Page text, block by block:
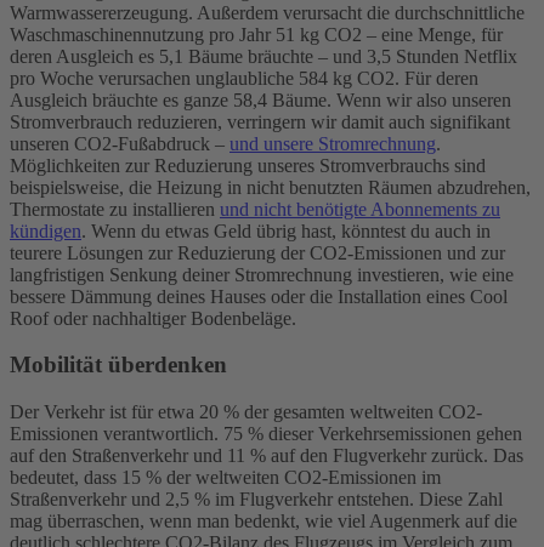
Warmwassererzeugung. Außerdem verursacht die durchschnittliche
Waschmaschinennutzung pro Jahr 51 kg CO2 – eine Menge, für
deren Ausgleich es 5,1 Bäume bräuchte – und 3,5 Stunden Netflix
pro Woche verursachen unglaubliche 584 kg CO2. Für deren
Ausgleich bräuchte es ganze 58,4 Bäume. Wenn wir also unseren
Stromverbrauch reduzieren, verringern wir damit auch signifikant
unseren CO2-Fußabdruck – und unsere Stromrechnung.
Möglichkeiten zur Reduzierung unseres Stromverbrauchs sind
beispielsweise, die Heizung in nicht benutzten Räumen abzudrehen,
Thermostate zu installieren und nicht benötigte Abonnements zu
kündigen. Wenn du etwas Geld übrig hast, könntest du auch in
teurere Lösungen zur Reduzierung der CO2-Emissionen und zur
langfristigen Senkung deiner Stromrechnung investieren, wie eine
bessere Dämmung deines Hauses oder die Installation eines Cool
Roof oder nachhaltiger Bodenbeläge.
Mobilität überdenken
Der Verkehr ist für etwa 20 % der gesamten weltweiten CO2-
Emissionen verantwortlich. 75 % dieser Verkehrsemissionen gehen
auf den Straßenverkehr und 11 % auf den Flugverkehr zurück. Das
bedeutet, dass 15 % der weltweiten CO2-Emissionen im
Straßenverkehr und 2,5 % im Flugverkehr entstehen. Diese Zahl
mag überraschen, wenn man bedenkt, wie viel Augenmerk auf die